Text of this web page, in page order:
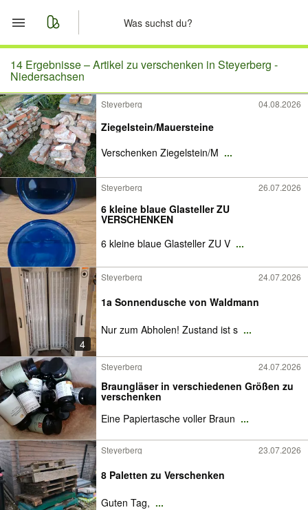
Start
Merkliste
Nachrichten
Anzeige aufgeben
14 Ergebnisse –Artikel zu verschenken in Steyerberg -
Niedersachsen
Steyerberg 04.08.2026
Ziegelstein/Mauersteine
Verschenken Ziegelstein/M ...
Steyerberg 26.07.2026
6 kleine blaue Glasteller ZU
VERSCHENKEN
6 kleine blaue Glasteller ZU V ...
4
Steyerberg 24.07.2026
1a Sonnendusche von Waldmann
Nur zum Abholen! Zustand ist s ...
Steyerberg 24.07.2026
Braungläser in verschiedenen Größen zu
verschenken
Eine Papiertasche voller Braun ...
Steyerberg 23.07.2026
8 Paletten zu Verschenken
Guten Tag, ...